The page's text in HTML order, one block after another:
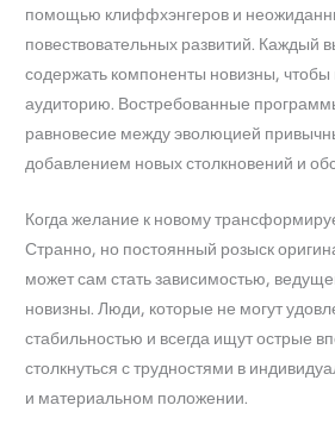
помощью клиффхэнгеров и
повествовательных развитий. Каждый
содержать компоненты новизны, чтобы
аудиторию. Востребованные
равновесие между эволюцией
добавлением новых столкновений и
Когда желание к новому
Странно, но постоянный розыск
может сам стать зависимостью,
новизны. Люди, которые не могут
стабильностью и всегда ищут острые
столкнуться с трудностями в
и материальном положении.